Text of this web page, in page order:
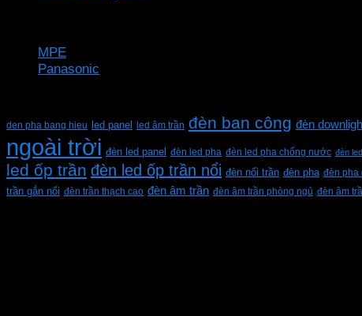
MPE
Panasonic
den pha bang hieu led panel led âm trần đèn ban công đèn
ngoài trời đèn led panel đèn led pha đèn led pha chống nước đèn
led ốp trần đèn led ốp trần nổi đèn nổi trần đèn pha đèn pha
trần gắn nổi đèn trần thạch cao đèn âm trần đèn âm trần phòng ngủ đèn âm